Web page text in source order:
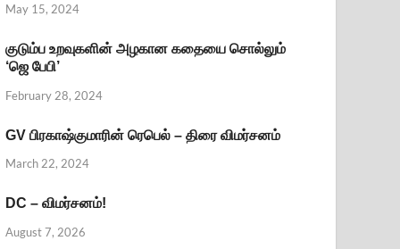
May 15, 2024
குடும்ப உறவுகளின் அழகான கதையை சொல்லும்
‘ஜெ பேபி’
February 28, 2024
GV பிரகாஷ்குமாரின் ரெபெல் – திரை விமர்சனம்
March 22, 2024
DC – விமர்சனம்!
August 7, 2026